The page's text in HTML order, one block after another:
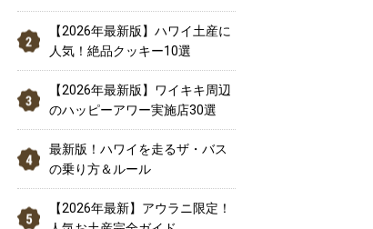
【2026年最新版】ハワイ土産に
人気！絶品クッキー10選
【2026年最新版】ワイキキ周辺
のハッピーアワー実施店30選
最新版！ハワイを走るザ・バス
の乗り方＆ルール
【2026年最新】アウラニ限定！